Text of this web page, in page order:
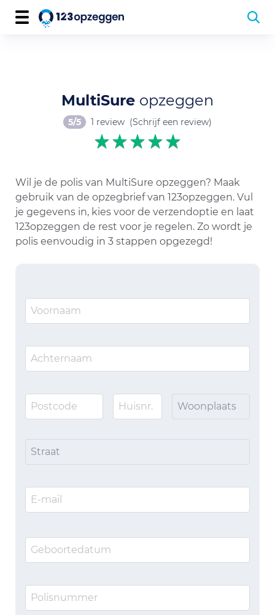
MultiSure opzeggen
5/5 1 review (Schrijf een review)
Wil je de polis van MultiSure opzeggen? Maak
gebruik van de opzegbrief van 123opzeggen. Vul
je gegevens in, kies voor de verzendoptie en laat
123opzeggen de rest voor je regelen. Zo wordt je
polis eenvoudig in 3 stappen opgezegd!
Woonplaats
Straat